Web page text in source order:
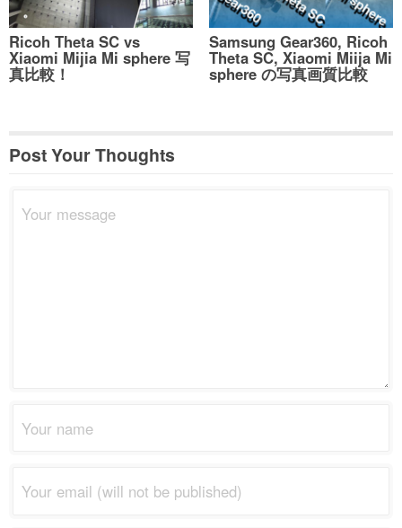
Ricoh Theta SC vs
Xiaomi Mijia Mi sphere 写
真比較！
Samsung Gear360, Ricoh
Theta SC, Xiaomi Miija Mi
sphere の写真画質比較
Post Your Thoughts